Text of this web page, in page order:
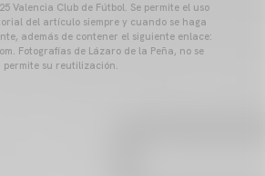
Valencia Club de Fútbol. Se permite el uso
del artículo siempre y cuando se haga
además de contener el siguiente enlace:
Fotografías de Lázaro de la Peña, no se
permite su reutilización.